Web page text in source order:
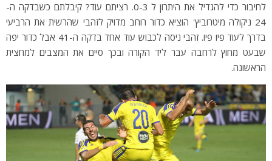
לחיבור כדי להגדיל את היתרון ל 0-3. רציתם עוד? קיבלתם כשבדקה ה-
24 ניקולה מיטרוביץ' הוציא כדור רוחב מדויק לזהבי שהרשית את הרביעי
בדרך לעוד פיו פיו. זהבי ניסה לכבוש עוד אחד בדקה ה-41 אבל כדור יפה
שבעט מחוץ לרחבה עבר ליד הקורה ובכך סיים את המצבים למחצית
הראשונה.